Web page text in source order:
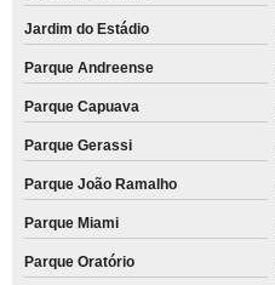
Jardim do Estádio
Parque Andreense
Parque Capuava
Parque Gerassi
Parque João Ramalho
Parque Miami
Parque Oratório